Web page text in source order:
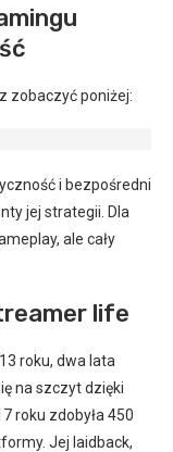
zobaczyć poniżej:
i bezpośredni
jej strategii. Dla
ale cały
life
roku, dwa lata
na szczyt dzięki
roku zdobyła 450
Jej laidback,